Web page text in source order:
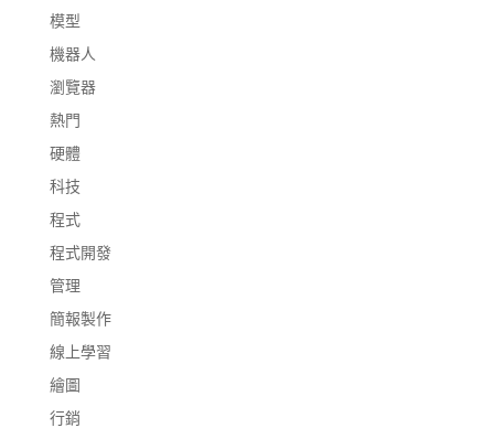
模型
機器人
瀏覽器
熱門
硬體
科技
程式
程式開發
管理
簡報製作
線上學習
繪圖
行銷